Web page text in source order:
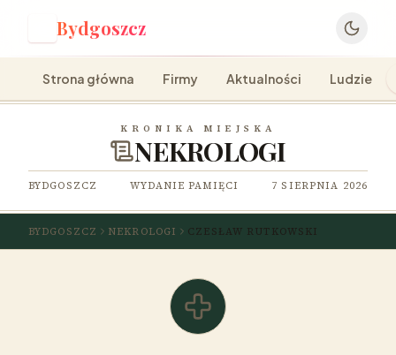
Bydgoszcz
Strona główna Firmy Aktualności Ludzie
KRONIKA MIEJSKA
NEKROLOGI
BYDGOSZCZ WYDANIE PAMIĘCI 7 SIERPNIA 2026
BYDGOSZCZ NEKROLOGI CZESŁAW RUTKOWSKI